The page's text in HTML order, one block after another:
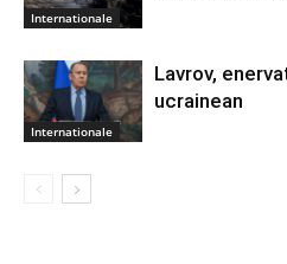
Internationale
Internationale
Lavrov,
ucrainean